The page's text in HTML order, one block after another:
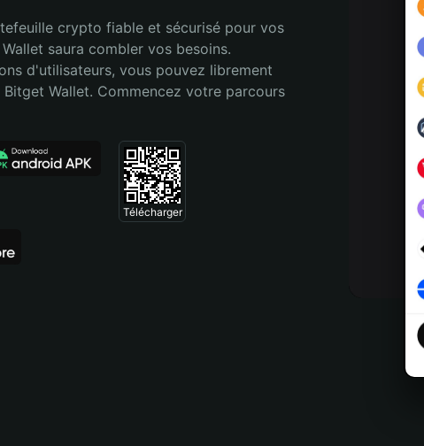
crypto fiable et sécurisé pour vos
Wallet saura combler vos besoins.
d'utilisateurs, vous pouvez librement
Wallet. Commencez votre parcours
Télécharger